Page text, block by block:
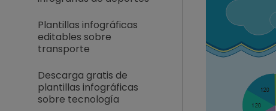
Plantillas infográficas
editables sobre
transporte
Descarga gratis de
plantillas infográficas
sobre tecnología